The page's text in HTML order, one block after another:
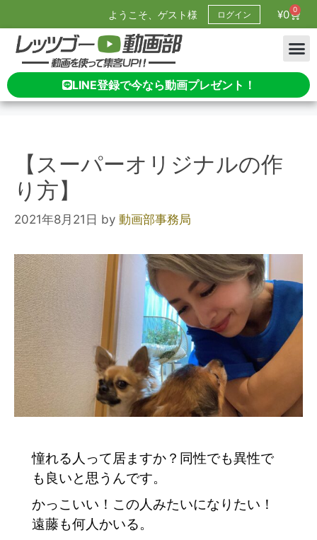
ようこそ、ゲスト様 ログイン ¥0 0
LINE登録で今なら動画プレゼント！
【スーパーオリジナルの作
り方】
2021年8月21日 by 動画部事務局
憧れる人って居ますか？同性でも異性で
も良いと思うんです。
かっこいい！この人みたいになりたい！
遠藤も何人かいる。